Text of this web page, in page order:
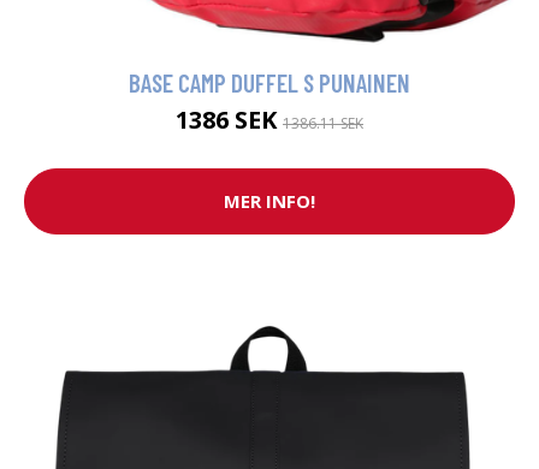
BASE CAMP DUFFEL S PUNAINEN
1386 SEK 1386.11 SEK
MER INFO!